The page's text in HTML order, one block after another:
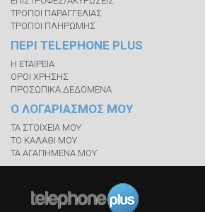
ΤΡΟΠΟΙ ΠΑΡΑΓΓΕΛΙΑΣ
ΤΡΟΠΟΙ ΠΛΗΡΩΜΗΣ
ΠΕΡΙ TELEPHONE PLUS
Η ΕΤΑΙΡΕΙΑ
ΟΡΟΙ ΧΡΗΣΗΣ
ΠΡΟΣΩΠΙΚΑ ΔΕΔΟΜΕΝΑ
Ο ΛΟΓΑΡΙΑΣΜΟΣ ΜΟΥ
ΤΑ ΣΤΟΙΧΕΙΑ ΜΟΥ
ΤΟ ΚΑΛΑΘΙ ΜΟΥ
ΤΑ ΑΓΑΠΗΜΕΝΑ ΜΟΥ